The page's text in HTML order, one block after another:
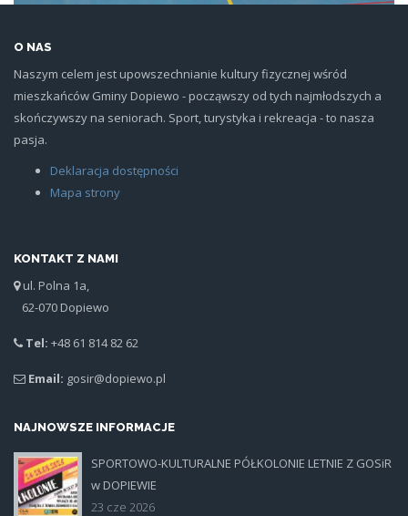
O NAS
Naszym celem jest upowszechnianie kultury fizycznej wśród
mieszkańców Gminy Dopiewo - począwszy od tych najmłodszych a
skończywszy na seniorach. Sport, turystyka i rekreacja - to nasza
pasja.
Deklaracja dostępności
Mapa strony
KONTAKT Z NAMI
ul. Polna 1a,
62-070 Dopiewo
Tel: +48 61 814 82 62
Email: gosir@dopiewo.pl
NAJNOWSZE INFORMACJE
plakat.jpg
SPORTOWO-KULTURALNE PÓŁKOLONIE LETNIE Z GOSiR
w DOPIEWIE
23 cze 2026